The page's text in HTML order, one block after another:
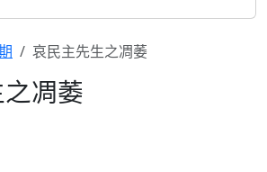
哀民主先生之凋萎
凋萎